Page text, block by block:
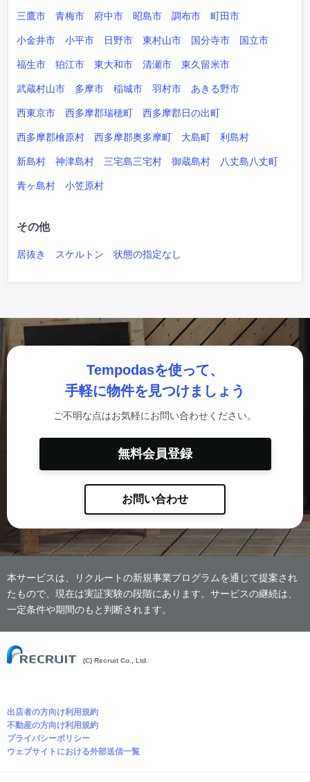
三鷹市 青梅市 府中市 昭島市 調布市 町田市
小金井市 小平市 日野市 東村山市 国分寺市 国立市
福生市 狛江市 東大和市 清瀬市 東久留米市
武蔵村山市 多摩市 稲城市 羽村市 あきる野市
西東京市 西多摩郡瑞穂町 西多摩郡日の出町
西多摩郡檜原村 西多摩郡奥多摩町 大島町 利島村
新島村 神津島村 三宅島三宅村 御蔵島村 八丈島八丈町
青ヶ島村 小笠原村
その他
居抜き スケルトン 状態の指定なし
Tempodasを使って、
手軽に物件を見つけましょう
ご不明な点はお気軽にお問い合わせください。
無料会員登録
お問い合わせ
本サービスは、リクルートの新規事業プログラムを通じて提案され
たもので、現在は実証実験の段階にあります。サービスの継続は、
一定条件や期間のもと判断されます。
(C) Recruit Co., Ltd.
出店者の方向け利用規約
不動産の方向け利用規約
プライバシーポリシー
ウェブサイトにおける外部送信一覧